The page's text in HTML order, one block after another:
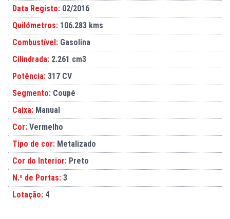
Data Registo: 02/2016
Quilómetros: 106.283 kms
Combustível: Gasolina
Cilindrada: 2.261 cm3
Potência: 317 CV
Segmento: Coupé
Caixa: Manual
Cor: Vermelho
Tipo de cor: Metalizado
Cor do Interior: Preto
N.º de Portas: 3
Lotação: 4